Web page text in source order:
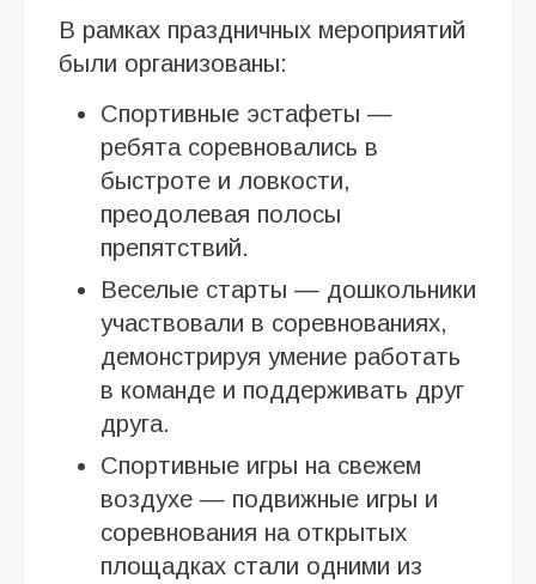
В рамках праздничных мероприятий
были организованы:
Спортивные эстафеты —
ребята соревновались в
быстроте и ловкости,
преодолевая полосы
препятствий.
Веселые старты — дошкольники
участвовали в соревнованиях,
демонстрируя умение работать
в команде и поддерживать друг
друга.
Спортивные игры на свежем
воздухе — подвижные игры и
соревнования на открытых
площадках стали одними из